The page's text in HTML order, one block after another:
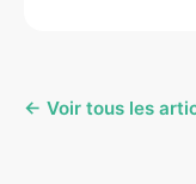
← Voir tous les